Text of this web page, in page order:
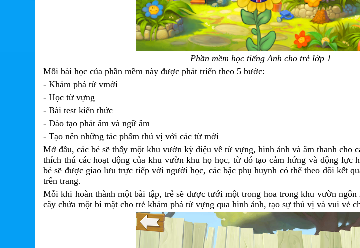
Phần mềm học tiếng Anh cho trẻ lớp 1
Mỗi bài học của phần mềm này được phát triển theo 5 bước:
- Khám phá từ vmới
- Học từ vựng
- Bài test kiến thức
- Đào tạo phát âm và ngữ âm
- Tạo nên những tác phẩm thú vị với các từ mới
Mở đầu, các bé sẽ thấy một khu vườn kỳ diệu về từ vựng, hình ảnh và âm thanh cho
thích thú các hoạt động của khu vườn khu họ học, từ đó tạo cảm hứng và động lực
bé sẽ được giao lưu trực tiếp với người học, các bậc phụ huynh có thể theo dõi kết
trên trang.
Mỗi khi hoàn thành một bài tập, trẻ sẽ được tưới một trong hoa trong khu vườn
cây chứa một bí mật cho trẻ khám phá từ vựng qua hình ảnh, tạo sự thú vị và vui vẻ